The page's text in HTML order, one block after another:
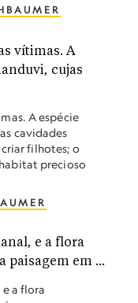
A espécie
cavidades
filhotes; o
precioso
a flora